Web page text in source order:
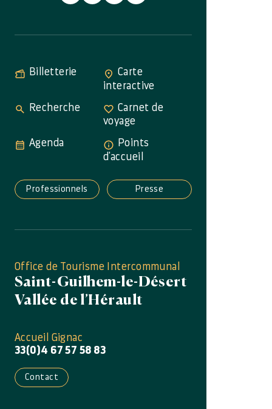
Billetterie
Carte
interactive
Recherche
Carnet de
voyage
Agenda
Points
d'accueil
Professionnels Presse
Office de Tourisme Intercommunal
Saint-Guilhem-le-Désert
Vallée de l’Hérault
Accueil Gignac
33(0)4 67 57 58 83
Contact